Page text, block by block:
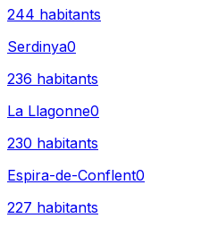
244 habitants
Serdinya0
236 habitants
La Llagonne0
230 habitants
Espira-de-Conflent0
227 habitants